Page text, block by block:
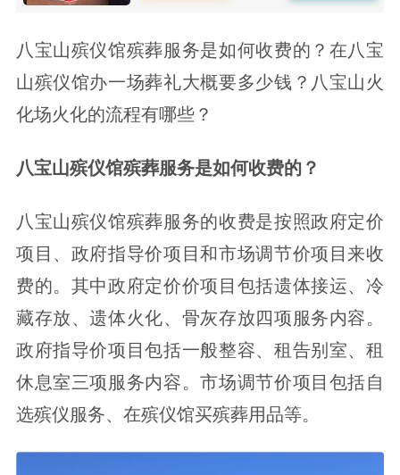
八宝山殡仪馆殡葬服务是如何收费的？在八宝
山殡仪馆办一场葬礼大概要多少钱？八宝山火
化场火化的流程有哪些？
八宝山殡仪馆殡葬服务是如何收费的？
八宝山殡仪馆殡葬服务的收费是按照政府定价
项目、政府指导价项目和市场调节价项目来收
费的。其中政府定价价项目包括遗体接运、冷
藏存放、遗体火化、骨灰存放四项服务内容。
政府指导价项目包括一般整容、租告别室、租
休息室三项服务内容。市场调节价项目包括自
选殡仪服务、在殡仪馆买殡葬用品等。